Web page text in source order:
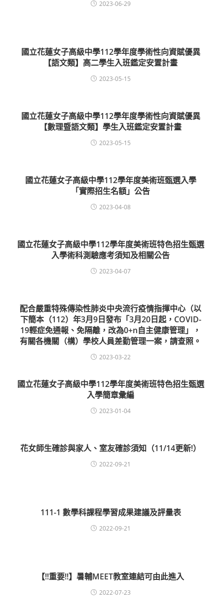
2023-06-29
國立花蓮女子高級中學112學年度學術性向資賦優異
【語文類】高二學生入班鑑定安置計畫
2023-05-15
國立花蓮女子高級中學112學年度學術性向資賦優異
【數理暨語文類】學生入班鑑定安置計畫
2023-05-15
國立花蓮女子高級中學112學年度美術班甄選入學
「實際招生名額」公告
2023-04-08
國立花蓮女子高級中學112學年度美術班特色招生甄選
入學術科測驗應考須知及相關公告
2023-04-07
配合嚴重特殊傳染性肺炎中央流行疫情指揮中心（以
下簡本（112）年3月9日發布「3月20日起，COVID-
19輕症免通報、免隔離，改為0+n自主健康管理」，
有關各機關（構）學校人員差勤管理一案，請查照。
2023-03-22
國立花蓮女子高級中學112學年度美術班特色招生甄選
入學簡章彙編
2023-01-04
花女師生確診與家人、室友確診須知（11/14更新!）
2022-09-21
111-1 數學科課程學習成果建議及評量表
2022-09-21
【!!重要!!】暑輔MEET教室連結可由此進入
2022-07-23